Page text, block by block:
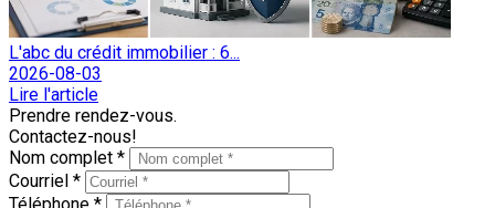
L'abc du crédit immobilier : 6...
2026-08-03
Lire l'article
Prendre rendez-vous.
Contactez-nous!
Nom complet *
Courriel *